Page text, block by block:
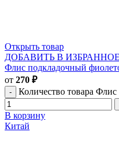
Открыть товар
ДОБАВИТЬ В ИЗБРАННОЕ
Флис подкладочный
от 270 ₽
Количество товара
В корзину
Китай